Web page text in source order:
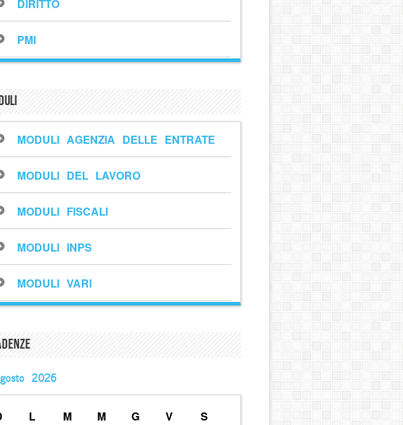
DIRITTO
PMI
MODULI AGENZIA DELLE ENTRATE
MODULI DEL LAVORO
MODULI FISCALI
MODULI INPS
MODULI VARI
2026
L M M G V S